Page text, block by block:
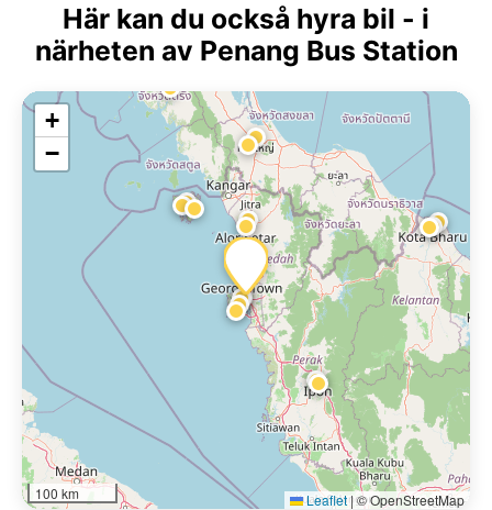
Här kan du också hyra bil - i
närheten av Penang Bus Station
+
−
100 km Leaflet|© OpenStreetMap